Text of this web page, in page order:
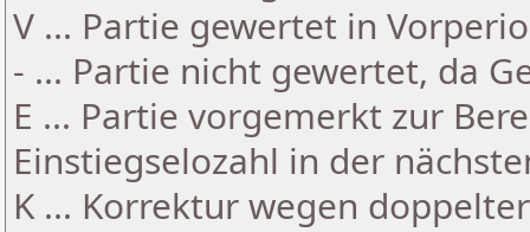
V ... Partie gewertet in
- ... Partie nicht gewertet, da
E ... Partie vorgemerkt zur
Einstiegselozahl in der
K ... Korrektur wegen